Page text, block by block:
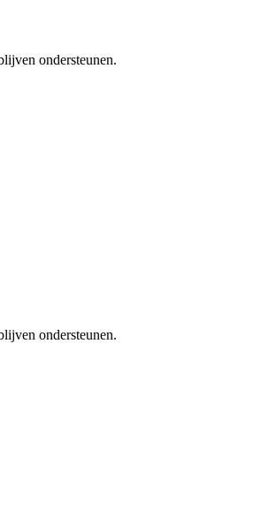
ondersteunen.
ondersteunen.